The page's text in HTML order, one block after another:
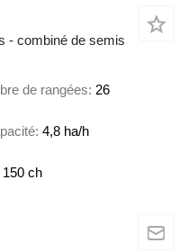
- combiné de semis
de rangées 26
4,8 ha/h
150 ch